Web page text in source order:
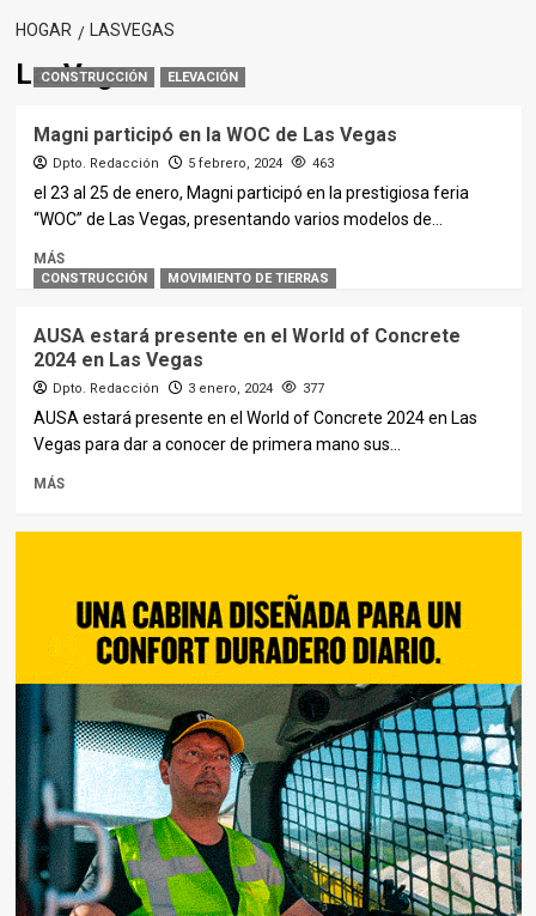
HOGAR LASVEGAS
LasVegas
CONSTRUCCIÓN ELEVACIÓN
Magni participó en la WOC de Las Vegas
Dpto. Redacción 5 febrero, 2024 463
el 23 al 25 de enero, Magni participó en la prestigiosa feria
“WOC” de Las Vegas, presentando varios modelos de...
MÁS
CONSTRUCCIÓN MOVIMIENTO DE TIERRAS
AUSA estará presente en el World of Concrete
2024 en Las Vegas
Dpto. Redacción 3 enero, 2024 377
AUSA estará presente en el World of Concrete 2024 en Las
Vegas para dar a conocer de primera mano sus...
MÁS